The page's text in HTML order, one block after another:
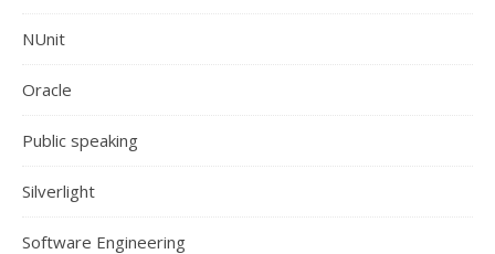
NUnit
Oracle
Public speaking
Silverlight
Software Engineering